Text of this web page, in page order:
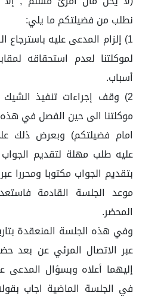
نطلب من فضيلتكم ما يلي:
1) إلزام المدعى عليه
لموكلتنا لعدم استحقاقه
أسباب.
2) وقف إجراءات تنفيذ
موكلتنا الى حين الفصل في
امام فضيلتكم) وبعرض ذلك
عليه طلب مهلة لتقديم الجواب
بتقديم الجواب مكتوبا ومحررا
موعد الجلسة القادمة
المحضر.
عبر الاتصال المرئي عن بعد
إليهما أعلاه وبسؤال المدعى
في الجلسة الماضية اجاب